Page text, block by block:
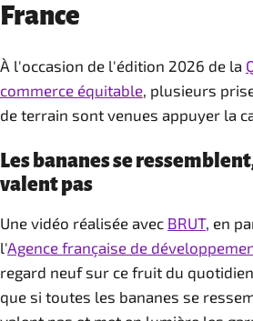
France
À l'occasion de l'édition 2026 de la
commerce équitable, plusieurs
de terrain sont venues appuyer la
Les bananes se
valent pas
Une vidéo réalisée avec BRUT, en
l'Agence française de
regard neuf sur ce fruit du
que si toutes les bananes se